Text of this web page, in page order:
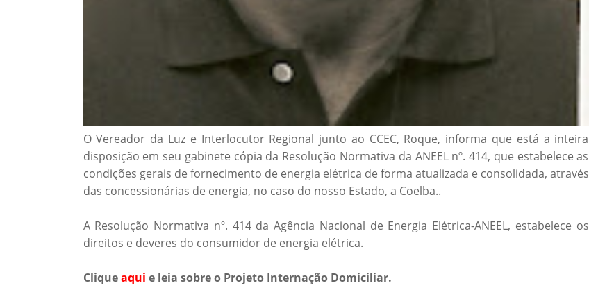
O Vereador da Luz e Interlocutor Regional junto ao CCEC, Roque, informa que está a inteira
disposição em seu gabinete cópia da Resolução Normativa da ANEEL nº. 414, que estabelece as
condições gerais de fornecimento de energia elétrica de forma atualizada e consolidada, através
das concessionárias de energia, no caso do nosso Estado, a Coelba..
A Resolução Normativa nº. 414 da Agência Nacional de Energia Elétrica-ANEEL, estabelece os
direitos e deveres do consumidor de energia elétrica.
Cliqueaqui e leia sobre o Projeto Internação Domiciliar.